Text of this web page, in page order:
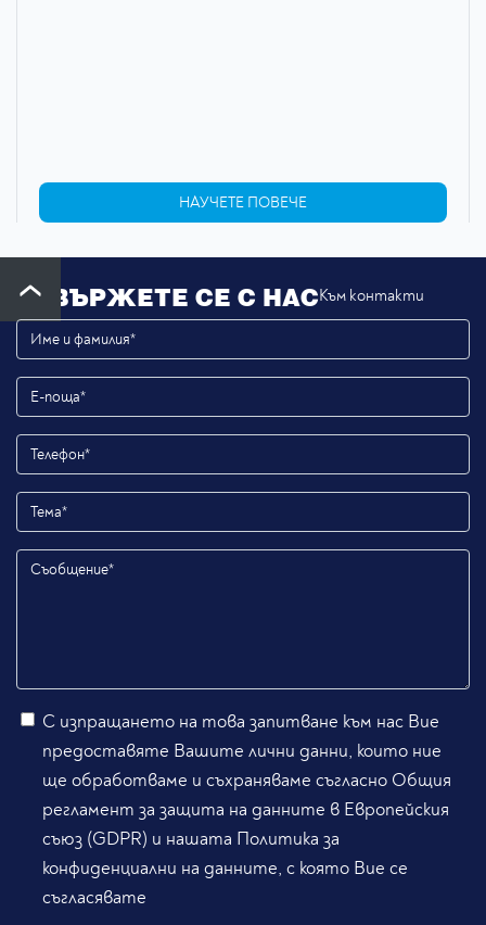
НАУЧЕТЕ ПОВЕЧЕ
СВЪРЖЕТЕ СЕ С НАСКъм контакти
С изпращането на това запитване към нас Вие
предоставяте Вашите лични данни, които ние
ще обработваме и съхраняваме съгласно Общия
регламент за защита на данните в Европейския
съюз (GDPR) и нашата Политика за
конфиденциални на данните, с която Вие се
съгласявате